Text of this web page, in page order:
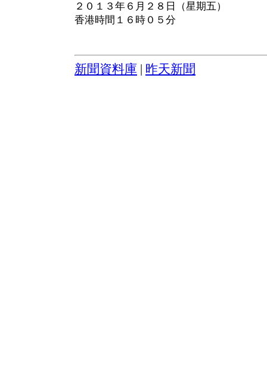
２０１３年６月２８日（星期五）
香港時間１６時０５分
新聞資料庫 昨天新聞